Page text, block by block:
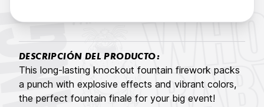
DESCRIPCIÓN DEL PRODUCTO:
This long-lasting knockout fountain firework packs
a punch with explosive effects and vibrant colors,
the perfect fountain finale for your big event!